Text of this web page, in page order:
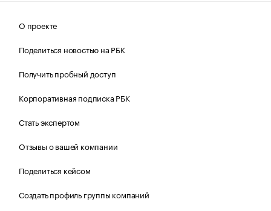
О проекте
Поделиться новостью на РБК
Получить пробный доступ
Корпоративная подписка РБК
Стать экспертом
Отзывы о вашей компании
Поделиться кейсом
Создать профиль группы компаний